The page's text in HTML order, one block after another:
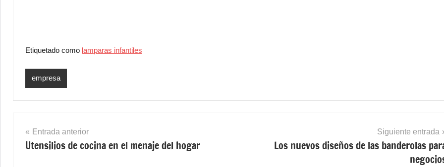
Etiquetado como lamparas infantiles
empresa
Navegación
de
Entrada anterior
Utensilios de cocina en el menaje del hogar
Siguiente entrada
Los nuevos diseños de las banderolas